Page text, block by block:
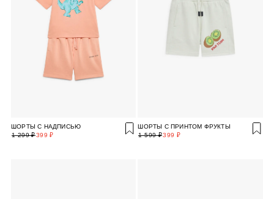
ШОРТЫ С НАДПИСЬЮ
399 ₽
1 299 ₽
ШОРТЫ С ПРИНТОМ ФРУКТЫ
399 ₽
1 599 ₽